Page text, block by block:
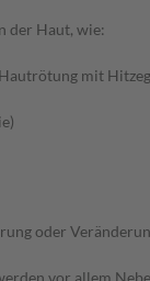
der Haut, wie:
mit
oder
vor allem